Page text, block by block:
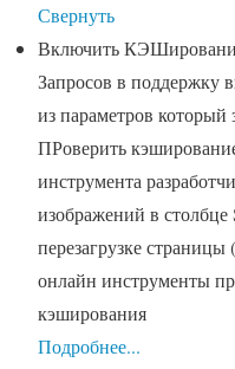
Свернуть
Включить
Запросов в поддержку
из параметров который
ПРоверить
инструмента
изображений в столбце
перезагрузке
онлайн инструменты
кэширования
Подробнее...